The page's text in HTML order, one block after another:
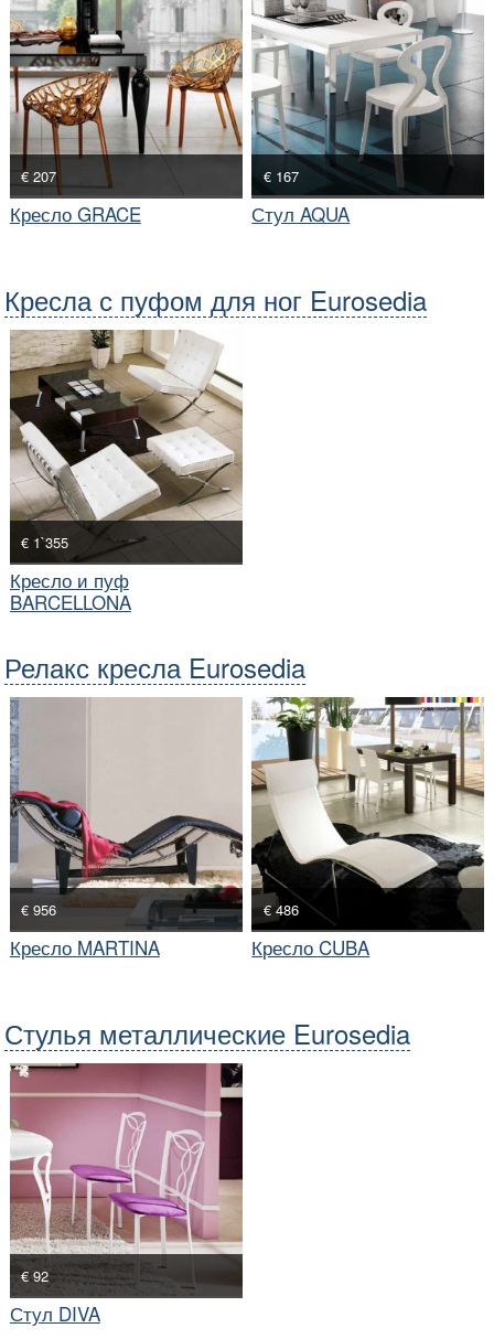
€ 207
Кресло GRACE
€ 167
Стул AQUA
Кресла с пуфом для ног Eurosedia
€ 1`355
Кресло и пуф
BARCELLONA
Релакс кресла Eurosedia
€ 956
Кресло MARTINA
€ 486
Кресло CUBA
Стулья металлические Eurosedia
€ 92
Стул DIVA